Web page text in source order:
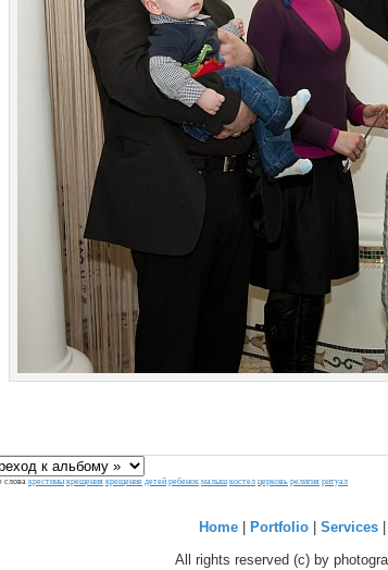
слова крестины крещения крещение детей ребенок малыш костел церковь религия ритуал
Home | Portfolio | Services |
All rights reserved (c) by